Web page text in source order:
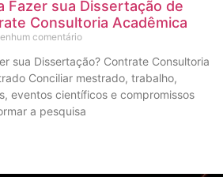
Fazer sua Dissertação de
Consultoria Acadêmica
comentário
sua Dissertação? Contrate Consultoria
Conciliar mestrado, trabalho,
eventos científicos e compromissos
a pesquisa